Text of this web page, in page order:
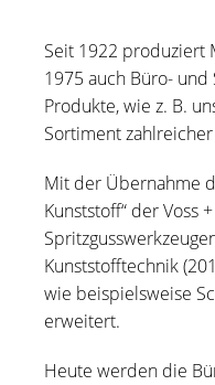
Seit 1922 produziert
1975 auch Büro-
Produkte, wie z. B.
Sortiment
Mit der Übernahme
Kunststoff“ der Voss
Kunststofftechnik
wie beispielsweise
erweitert.
Heute werden die